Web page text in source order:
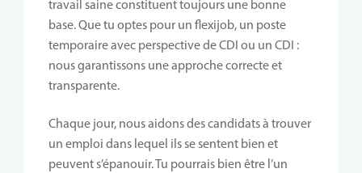
travail saine constituent toujours une bonne
base. Que tu optes pour un flexijob, un poste
temporaire avec perspective de CDI ou un CDI :
nous garantissons une approche correcte et
transparente.
Chaque jour, nous aidons des candidats à trouver
un emploi dans lequel ils se sentent bien et
peuvent s’épanouir. Tu pourrais bien être l’un